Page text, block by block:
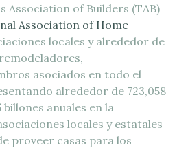
Association of Builders (TAB)
Association of Home
locales y alrededor de
asociados en todo el
alrededor de 723,058
billones anuales en la
locales y estatales
proveer casas para los